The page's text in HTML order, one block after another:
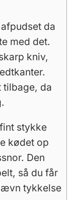
da
med det.
kniv,
tilbage, da
stykke
kødet op
Den
så du får
tykkelse